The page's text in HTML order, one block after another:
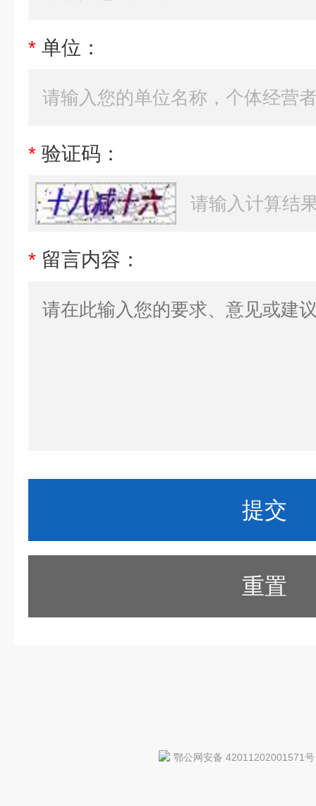
* 单位：
* 验证码：
* 留言内容：
重置
鄂公网安备 42011202001571号